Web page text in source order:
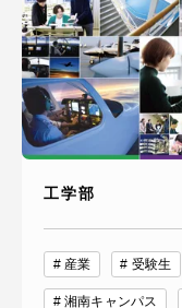
工学部
産業 受験生
湘南キャンパス